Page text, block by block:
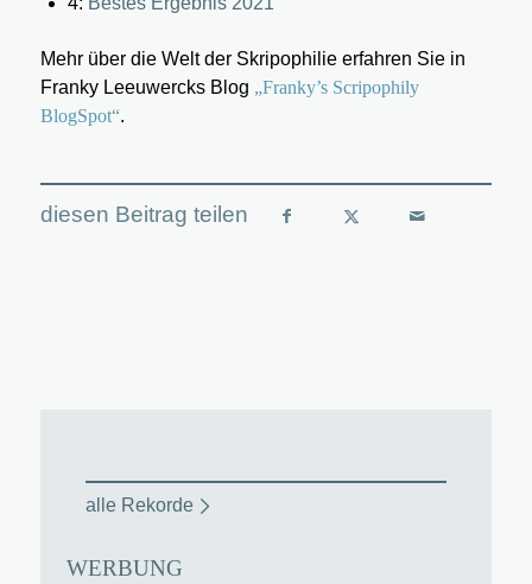
Mehr über die Welt der Skripophilie erfahren Sie in
Franky Leeuwercks Blog „Franky’s Scripophily
BlogSpot“.
alle Rekorde
WERBUNG